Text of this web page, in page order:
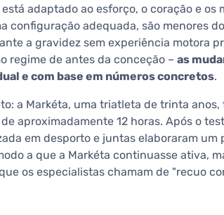
adaptado ao esforço, o coração e os
configuração adequada, são menores
a gravidez sem experiência motora
regime de antes da conceção – as
e com base em números concretos.
a Markéta, uma triatleta de trinta
aproximadamente 12 horas. Após o
em desporto e juntas elaboraram
a que a Markéta continuasse ativa,
os especialistas chamam de "recuo